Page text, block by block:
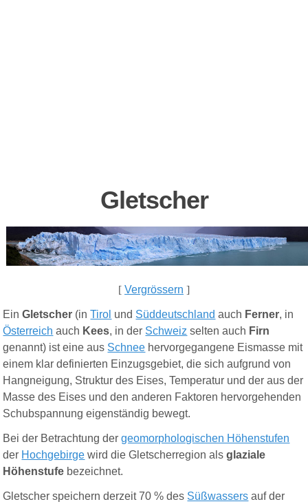
Gletscher
[ Vergrössern ]
EinGletscher (inTirol und Süddeutschland auch Ferner, in
Österreich auch Kees, in der Schweiz selten auch Firn
genannt) ist eine aus Schnee hervorgegangene Eismasse mit
einem klar definierten Einzugsgebiet, die sich aufgrund von
Hangneigung, Struktur des Eises, Temperatur und der aus der
Masse des Eises und den anderen Faktoren hervorgehenden
Schubspannung eigenständig bewegt.
Bei der Betrachtung dergeomorphologischen Höhenstufen
der Hochgebirge wird die Gletscherregion alsglaziale
Höhenstufe bezeichnet.
Gletscher speichern derzeit 70 % des Süßwassers auf der